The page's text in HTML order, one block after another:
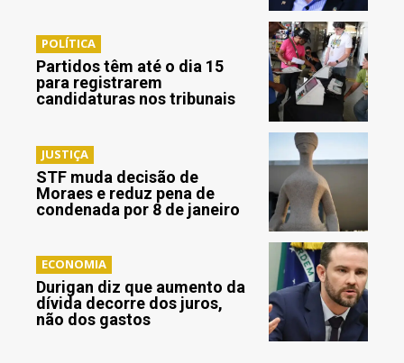
POLÍTICA
Partidos têm até o dia 15
para registrarem
candidaturas nos tribunais
JUSTIÇA
STF muda decisão de
Moraes e reduz pena de
condenada por 8 de janeiro
ECONOMIA
Durigan diz que aumento da
dívida decorre dos juros,
não dos gastos